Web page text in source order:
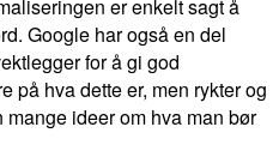
er enkelt sagt å
Google har også en del
for å gi god
på hva dette er, men rykter og
ideer om hva man bør